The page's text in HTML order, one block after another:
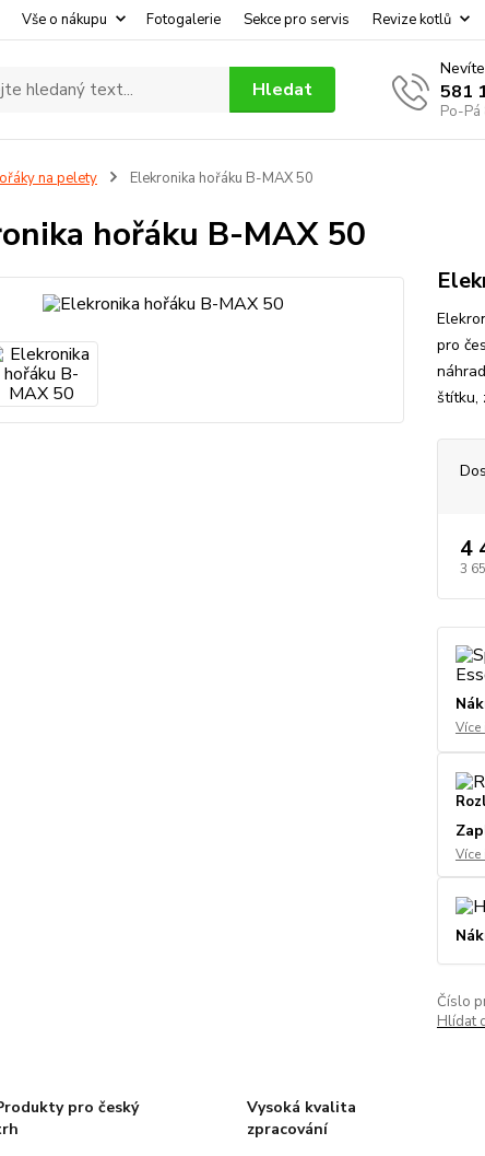
Vše o nákupu Fotogalerie Sekce pro servis Revize kotlů
Hledat 581
Po-
na pelety Elekronika hořáku B-MAX 50
hořáku B-MAX 50
pro
štítku,
4
3
Číslo
Hlídat
pro český
Vysoká kvalita
zpracování